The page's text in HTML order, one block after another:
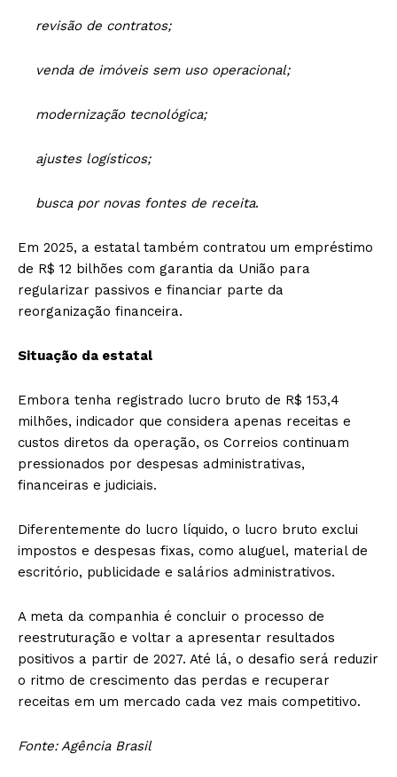
revisão de contratos;
venda de imóveis sem uso operacional;
modernização tecnológica;
ajustes logísticos;
busca por novas fontes de receita.
Em 2025, a estatal também contratou um empréstimo
de R$ 12 bilhões com garantia da União para
regularizar passivos e financiar parte da
reorganização financeira.
Situação da estatal
Embora tenha registrado lucro bruto de R$ 153,4
milhões, indicador que considera apenas receitas e
custos diretos da operação, os Correios continuam
pressionados por despesas administrativas,
financeiras e judiciais.
Diferentemente do lucro líquido, o lucro bruto exclui
impostos e despesas fixas, como aluguel, material de
escritório, publicidade e salários administrativos.
A meta da companhia é concluir o processo de
reestruturação e voltar a apresentar resultados
positivos a partir de 2027. Até lá, o desafio será reduzir
o ritmo de crescimento das perdas e recuperar
receitas em um mercado cada vez mais competitivo.
Fonte: Agência Brasil